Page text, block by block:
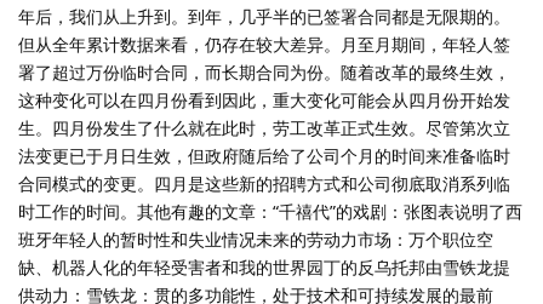
年后，我们从上升到。到年，几乎半的已签署合同都是无限期的。
但从全年累计数据来看，仍存在较大差异。月至月期间，年轻人签
署了超过万份临时合同，而长期合同为份。随着改革的最终生效，
这种变化可以在四月份看到因此，重大变化可能会从四月份开始发
生。四月份发生了什么就在此时，劳工改革正式生效。尽管第次立
法变更已于月日生效，但政府随后给了公司个月的时间来准备临时
合同模式的变更。四月是这些新的招聘方式和公司彻底取消系列临
时工作的时间。其他有趣的文章：“千禧代”的戏剧：张图表说明了西
班牙年轻人的暂时性和失业情况未来的劳动力市场：万个职位空
缺、机器人化的年轻受害者和我的世界园丁的反乌托邦由雪铁龙提
供动力：雪铁龙：贯的多功能性，处于技术和可持续发展的最前